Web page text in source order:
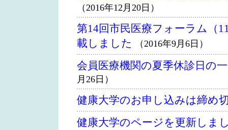
（2016年12月20日）
第14回市民医療フォーラム（
載しました
（2016年9月6日）
会員医療機関の夏季休診日の
月26日）
健康大学のお申し込みは締め
健康大学のページを更新しま